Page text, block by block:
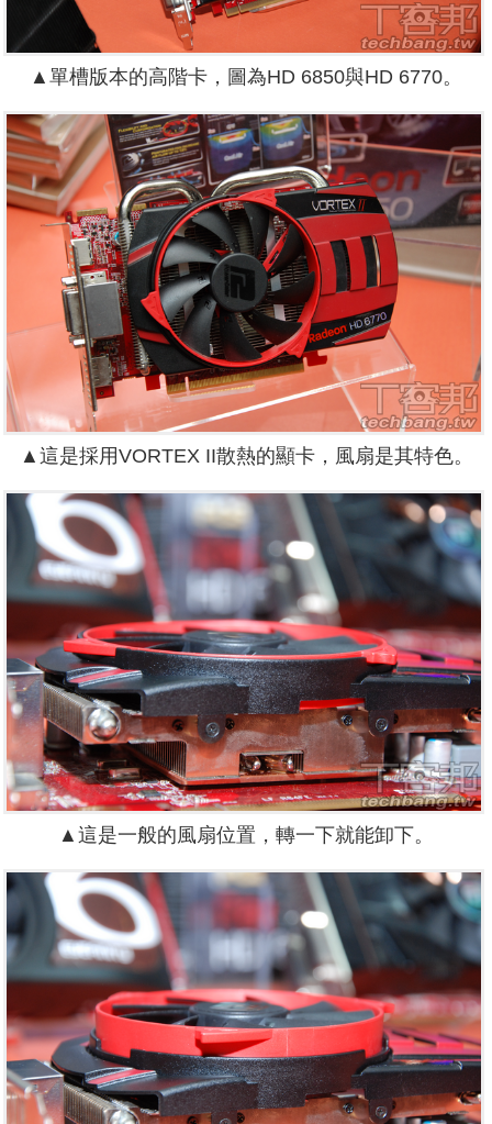
▲單槽版本的高階卡，圖為HD 6850與HD 6770。
▲這是採用VORTEX II散熱的顯卡，風扇是其特色。
▲這是一般的風扇位置，轉一下就能卸下。